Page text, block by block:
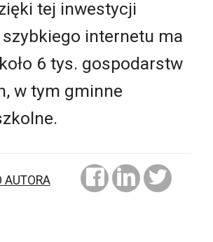
tej inwestycji
internetu ma
6 tys. gospodarstw
w tym gminne
AUTORA